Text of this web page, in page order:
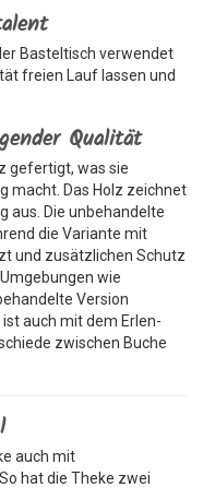
Basteltisch verwendet
freien Lauf lassen und
Qualität
gefertigt, was sie
macht. Das Holz zeichnet
aus. Die unbehandelte
die Variante mit
und zusätzlichen Schutz
wie
Version
auch mit dem Erlen-
zwischen Buche
auch mit
hat die Theke zwei